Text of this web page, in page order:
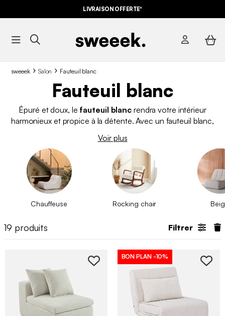
LIVRAISON OFFERTE*
sweeek Salon Fauteuil blanc
Fauteuil blanc
Épuré et doux, le fauteuil blanc rendra votre intérieur
harmonieux et propice à la détente. Avec un fauteuil blanc,
décoration d’intérieur. Que ce soit dans un
ou scandinave, il donnera une touche de fraicheur à votre
pièce de vie. De la
bouclette au velours en passant par le
, nous proposons une large gamme de fauteuils blancs. À
la recherche d'un autre modèle ?C'est par ici
Voir plus
Chauffeuse Rocking chair
19 produits Filtrer
BON PLAN -10%